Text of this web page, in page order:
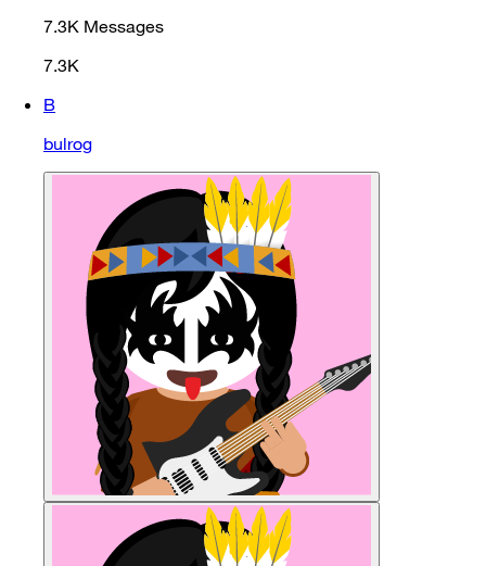
7.3K Messages
7.3K
B
bulrog